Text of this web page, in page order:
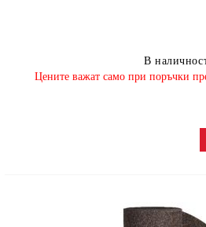
В
​Цените важат само при поръчки